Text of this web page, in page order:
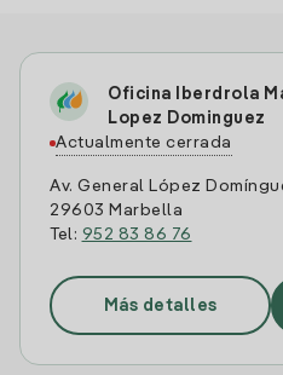
Oficina Iberdrola
Lopez Dominguez
Actualmente cerrada
Av. General López
29603 Marbella
Tel: 952 83 86 76
Más detalles